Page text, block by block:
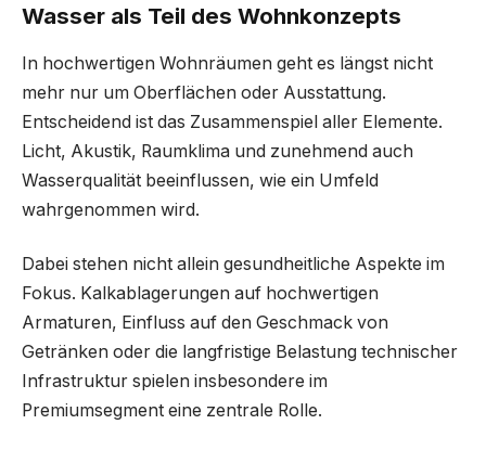
Wasser als Teil des Wohnkonzepts
In hochwertigen Wohnräumen geht es längst nicht
mehr nur um Oberflächen oder Ausstattung.
Entscheidend ist das Zusammenspiel aller Elemente.
Licht, Akustik, Raumklima und zunehmend auch
Wasserqualität beeinflussen, wie ein Umfeld
wahrgenommen wird.
Dabei stehen nicht allein gesundheitliche Aspekte im
Fokus. Kalkablagerungen auf hochwertigen
Armaturen, Einfluss auf den Geschmack von
Getränken oder die langfristige Belastung technischer
Infrastruktur spielen insbesondere im
Premiumsegment eine zentrale Rolle.